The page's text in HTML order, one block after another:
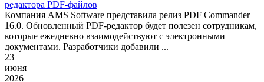
редактора PDF-файлов
Компания AMS Software представила релиз PDF Commander
16.0. Обновленный PDF-редактор будет полезен сотрудникам,
которые ежедневно взаимодействуют с электронными
документами. Разработчики добавили ...
23
июня
2026